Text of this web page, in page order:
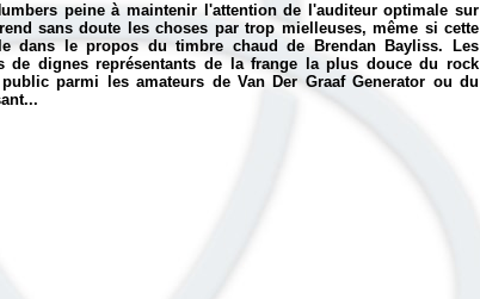
peine à maintenir l'attention de l'auditeur optimale sur
sans doute les choses par trop mielleuses, même si cette
dans le propos du timbre chaud de Brendan Bayliss. Les
de dignes représentants de la frange la plus douce du rock
parmi les amateurs de Van Der Graaf Generator ou du